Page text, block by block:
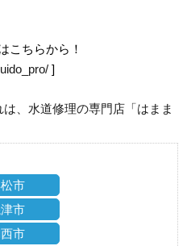
こちらから！
]
、水道修理の専門店「はまま
市
市
市